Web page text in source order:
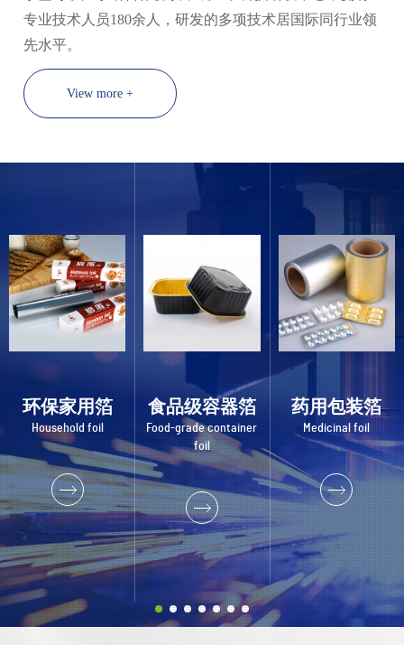
专业技术人员180余人，研发的多项技术居国际同行业领
先水平。
View more +
环保家用箔
Household foil
食品级容器箔
Food-grade container
foil
药用包装箔
Medicinal foil